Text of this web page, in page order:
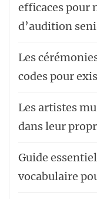
efficaces pour
d’audition
Les
codes pour
Les artistes
dans leur
Guide
vocabulaire